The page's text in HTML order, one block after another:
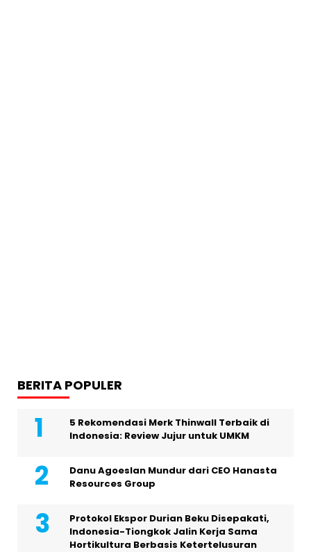
BERITA POPULER
5 Rekomendasi Merk Thinwall Terbaik di
Indonesia: Review Jujur untuk UMKM
Danu Agoeslan Mundur dari CEO Hanasta
Resources Group
Protokol Ekspor Durian Beku Disepakati,
Indonesia-Tiongkok Jalin Kerja Sama
Hortikultura Berbasis Ketertelusuran